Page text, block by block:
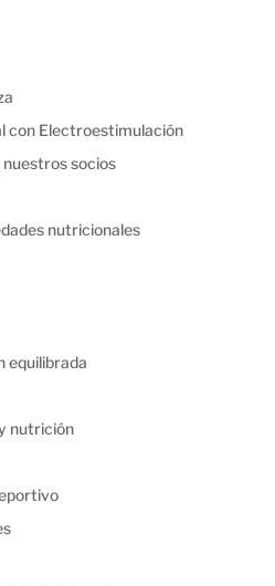
con Electroestimulación
socios
nutricionales
equilibrada
nutrición